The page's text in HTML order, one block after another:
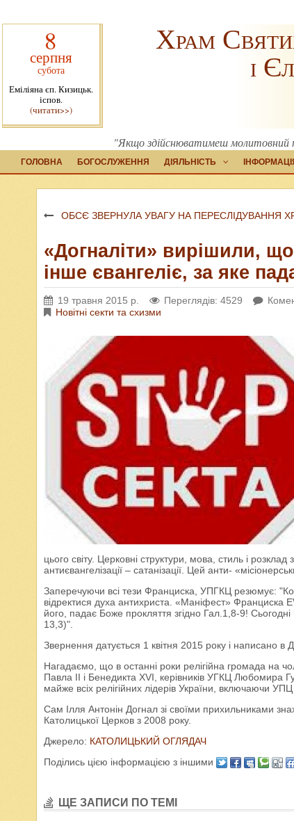
8
серпня
субота
Еміліяна єп. Кизицьк.
іспов.
(читати>>)
Храм
і
"Якщо здійснюватимеш молитовний
ГОЛОВНА БОГОСЛУЖЕННЯ ДІЯЛЬНІСТЬ
ОБСЄ ЗВЕРНУЛА УВАГУ НА ПЕРЕСЛІДУВАННЯ
«Догналіти» вирішили,
інше євангеліє, за яке
19 травня 2015 р. Переглядів: 4529
Новітні секти та схизми
цього світу. Церковні структури, мова, стиль і
антиєвангелізації – сатанізації. Цей анти-
Заперечуючи всі тези Франциска, УПГКЦ резюмує:
відректися духа антихриста. «Маніфест» Франциска
його, падає Боже прокляття згідно Гал.1,8-9!
13,3)".
Звернення датується 1 квітня 2015 року і написано в
Нагадаємо, що в останні роки релігійна громада на
Павла ІІ і Бенедикта XVI, керівників УГКЦ Любомира
майже всіх релігійних лідерів України, включаючи
Сам Ілля Антонін Догнал зі своїми прихильниками
Католицької Церков з 2008 року.
Джерело: КАТОЛИЦЬКИЙ ОГЛЯДАЧ
Поділись цією інформацією з іншими
ЩЕ ЗАПИСИ ПО ТЕМІ